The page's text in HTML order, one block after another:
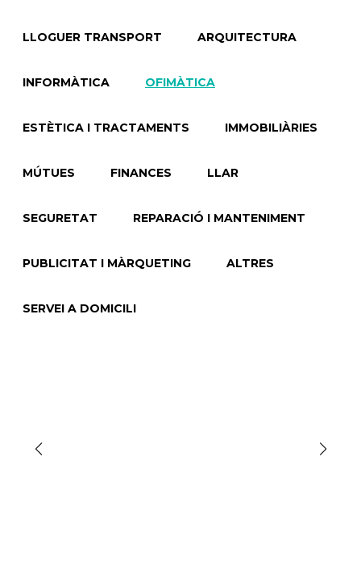
LLOGUER TRANSPORT ARQUITECTURA
INFORMÀTICA OFIMÀTICA
ESTÈTICA I TRACTAMENTS IMMOBILIÀRIES
MÚTUES FINANCES LLAR
SEGURETAT REPARACIÓ I MANTENIMENT
PUBLICITAT I MÀRQUETING ALTRES
SERVEI A DOMICILI